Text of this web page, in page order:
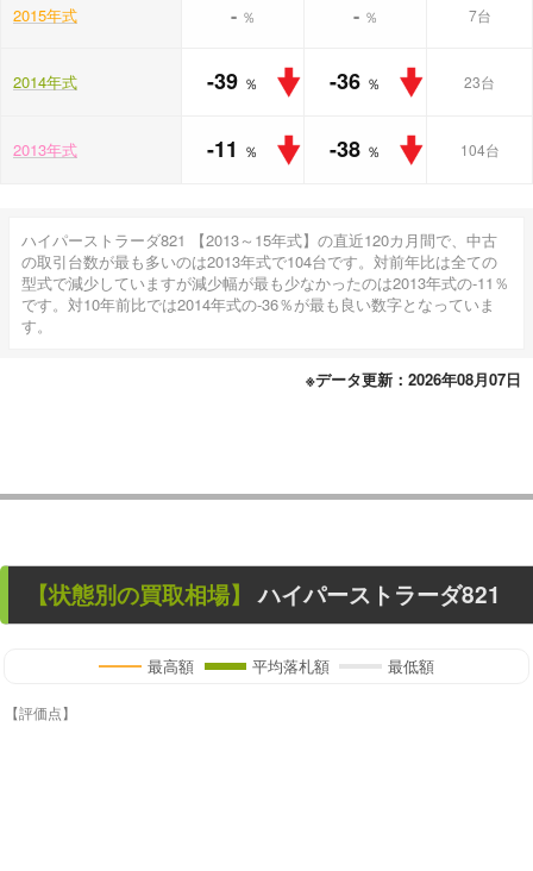
2015年式 - ％ - ％ 7台
2014年式 -39 ％ -36 ％ 23台
2013年式 -11 ％ -38 ％ 104台
ハイパーストラーダ821 【2013～15年式】の直近120カ月間で、中古
の取引台数が最も多いのは2013年式で104台です。対前年比は全ての
型式で減少していますが減少幅が最も少なかったのは2013年式の-11％
です。対10年前比では2014年式の-36％が最も良い数字となっていま
す。
※データ更新：2026年08月07日
【状態別の買取相場】 ハイパーストラーダ821
最高額 平均落札額 最低額
【評価点】